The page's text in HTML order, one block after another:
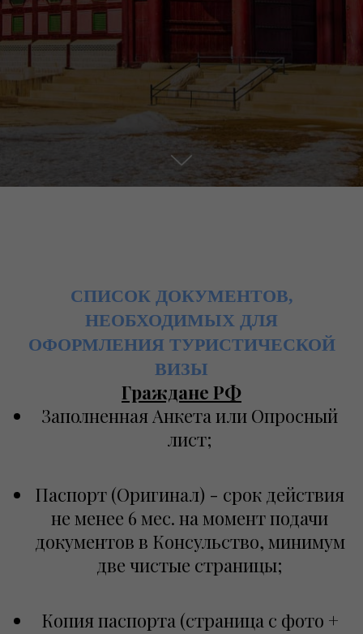
СПИСОК ДОКУМЕНТОВ,
НЕОБХОДИМЫХ ДЛЯ
ОФОРМЛЕНИЯ ТУРИСТИЧЕСКОЙ
ВИЗЫ
Граждане РФ
Заполненная Анкета или Опросный
лист;
Паспорт (Оригинал) - срок действия
не менее 6 мес. на момент подачи
документов в Консульство, минимум
две чистые страницы;
Копия паспорта (страница с фото +